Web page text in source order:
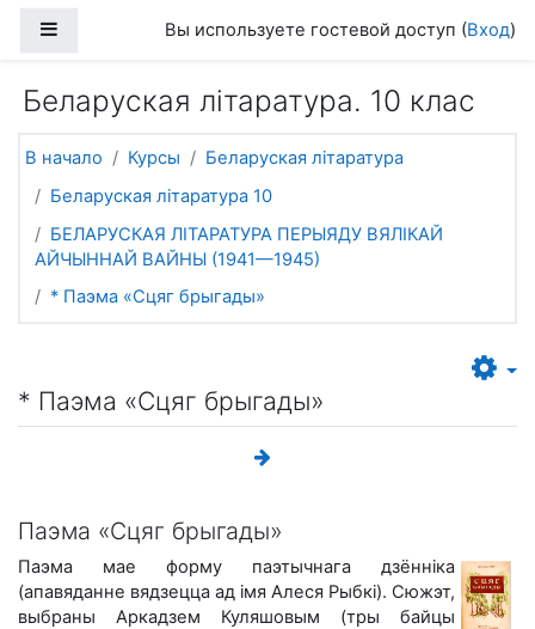
Боковая панельВы используете гостевой доступ (Вход)
Беларуская літаратура. 10 клас
В начало Курсы
Беларуская літаратура
Беларуская літаратура 10
БЕЛАРУСКАЯ ЛІТАРАТУРА ПЕРЫЯДУ ВЯЛІКАЙ
АЙЧЫННАЙ ВАЙНЫ (1941—1945)
* Паэма «Сцяг брыгады»
* Паэма «Сцяг брыгады»
Паэма «Сцяг брыгады»
Паэма мае форму паэтычнага дзённіка
(апавяданне вядзецца ад імя Алеся Рыбкі). Сюжэт,
выбраны Аркадзем Куляшовым (тры байцы